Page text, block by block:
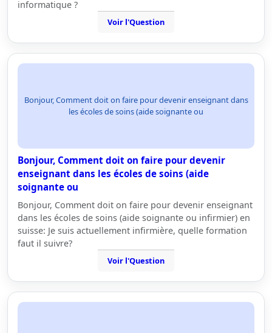
informatique ?
Voir l'Question
Bonjour, Comment doit on faire pour devenir enseignant dans
les écoles de soins (aide soignante ou
Bonjour, Comment doit on faire pour devenir
enseignant dans les écoles de soins (aide
soignante ou
Bonjour, Comment doit on faire pour devenir enseignant
dans les écoles de soins (aide soignante ou infirmier) en
suisse: Je suis actuellement infirmière, quelle formation
faut il suivre?
Voir l'Question